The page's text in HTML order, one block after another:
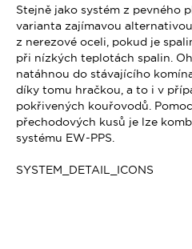
Stejně jako systém z pevného
varianta zajímavou
z nerezové oceli, pokud je
při nízkých teplotách spalin.
natáhnou do stávajícího
díky tomu hračkou, a to i v
pokřivených kouřovodů.
přechodových kusů je lze
systému EW-PPS.
SYSTEM_DETAIL_ICONS